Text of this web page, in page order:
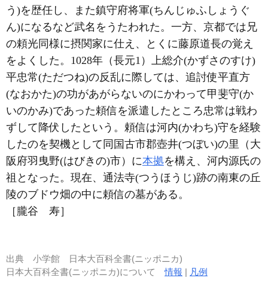
う)を歴任し、また鎮守府将軍(ちんじゅふしょうぐ
ん)になるなど武名をうたわれた。一方、京都では兄
の頼光同様に摂関家に仕え、とくに藤原道長の覚え
をよくした。1028年（長元1）上総介(かずさのすけ)
平忠常(ただつね)の反乱に際しては、追討使平直方
(なおかた)の功があがらないのにかわって甲斐守(か
いのかみ)であった頼信を派遣したところ忠常は戦わ
ずして降伏したという。頼信は河内(かわち)守を経験
したのを契機として同国古市郡壺井(つぼい)の里（大
阪府羽曳野(はびきの)市）に本拠を構え、河内源氏の
祖となった。現在、通法寺(つうほうじ)跡の南東の丘
陵のブドウ畑の中に頼信の墓がある。
［朧谷 寿］
出典 小学館 日本大百科全書(ニッポニカ)
日本大百科全書(ニッポニカ)について情報 | 凡例